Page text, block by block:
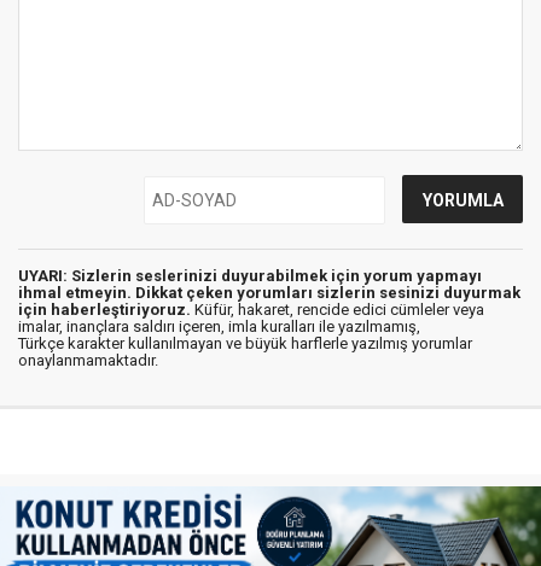
UYARI: Sizlerin seslerinizi duyurabilmek için yorum yapmayı
ihmal etmeyin. Dikkat çeken yorumları sizlerin sesinizi duyurmak
için haberleştiriyoruz. Küfür, hakaret, rencide edici cümleler veya
imalar, inançlara saldırı içeren, imla kuralları ile yazılmamış,
Türkçe karakter kullanılmayan ve büyük harflerle yazılmış yorumlar
onaylanmamaktadır.